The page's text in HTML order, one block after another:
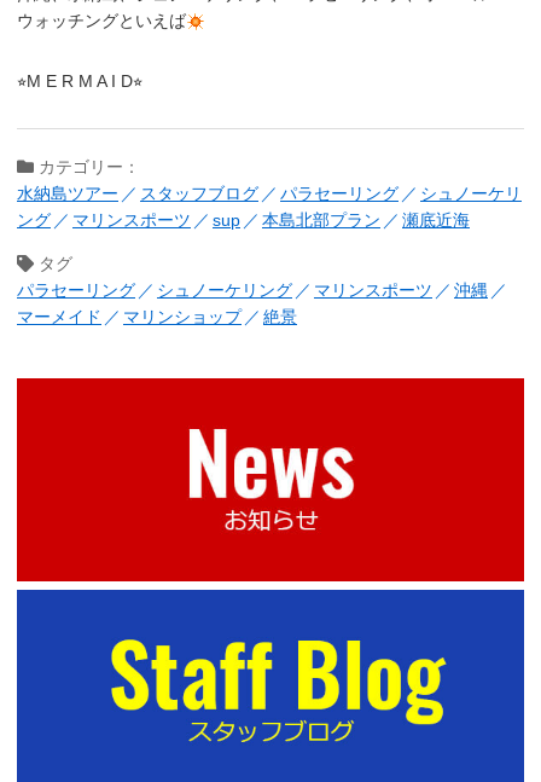
ウォッチングといえば
⭐︎M E R M A I D⭐︎
カテゴリー：
水納島ツアー
スタッフブログ パラセーリング
シュノーケリ
ング
マリンスポーツ sup 本島北部プラン 瀬底近海
タグ
パラセーリング
シュノーケリング マリンスポーツ
沖縄
マーメイド
マリンショップ 絶景